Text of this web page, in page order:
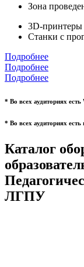
Зона
3D-принтеры
Станки с
Подробнее
Подробнее
Подробнее
* Во всех аудиториях
* Во всех аудиториях
Каталог
ЛГПУ